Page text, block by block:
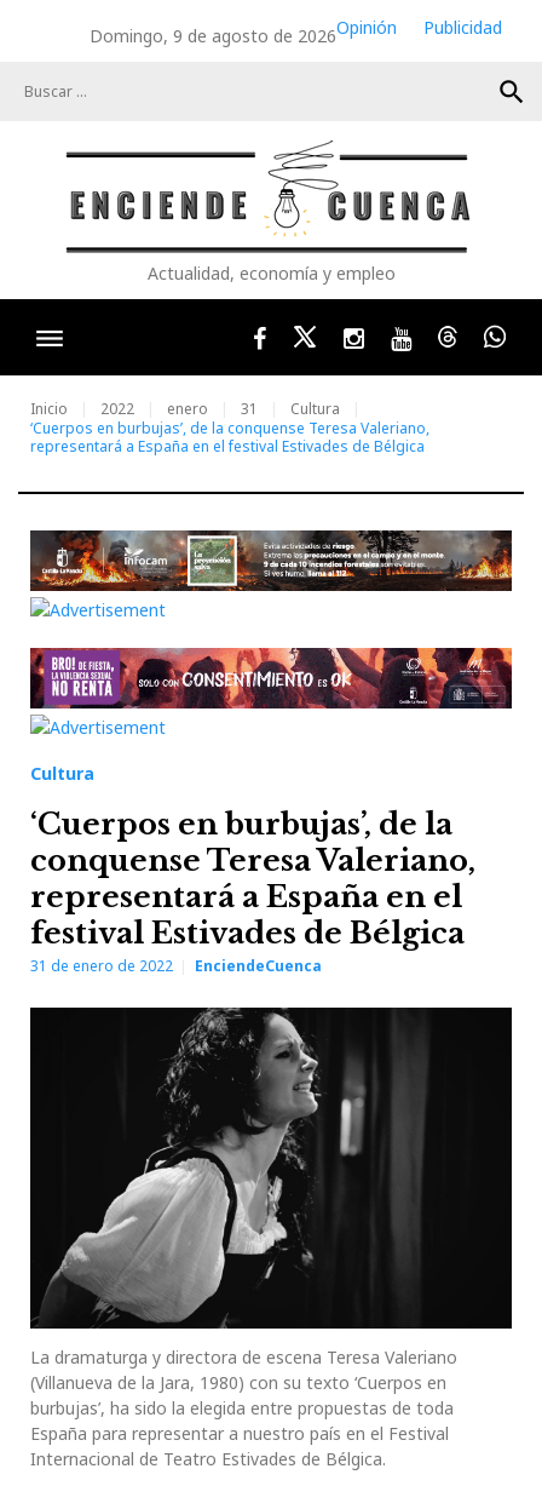
Domingo, 9 de agosto de 2026Opinión
Publicidad
search
Actualidad, economía y empleo
FacebookTwitterInstagram
YoutubeThreads
Inicio 2022 enero 31
Cultura
‘Cuerpos en burbujas’, de la conquense Teresa Valeriano,
representará a España en el festival Estivades de Bélgica
Cultura
‘Cuerpos en burbujas’, de la
conquense Teresa Valeriano,
representará a España en el
festival Estivades de Bélgica
31 de enero de 2022 EnciendeCuenca
La dramaturga y directora de escena Teresa Valeriano
(Villanueva de la Jara, 1980) con su texto ‘Cuerpos en
burbujas’, ha sido la elegida entre propuestas de toda
España para representar a nuestro país en el Festival
Internacional de Teatro Estivades de Bélgica.